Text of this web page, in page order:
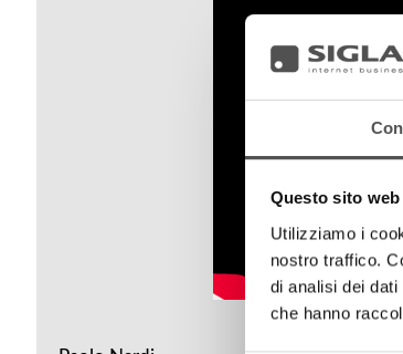
Questo sito
Utilizziamo i
nostro traffico.
di analisi dei
che hanno